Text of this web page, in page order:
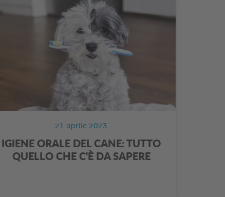
21 aprile 2023
IGIENE ORALE DEL CANE: TUTTO
QUELLO CHE C'È DA SAPERE